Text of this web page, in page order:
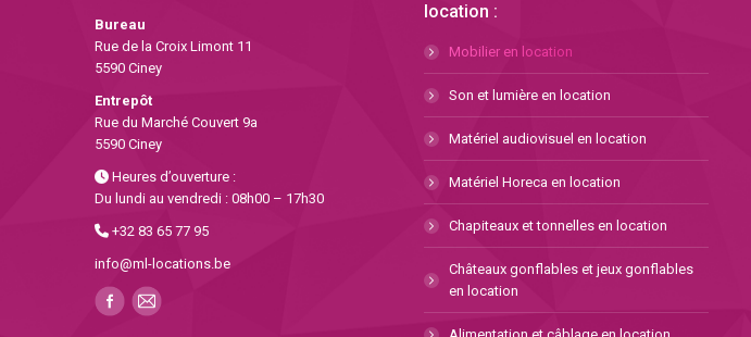
Bureau
Rue de la Croix Limont 11
5590 Ciney
Entrepôt
Rue du Marché Couvert 9a
5590 Ciney
Heures d’ouverture :
Du lundi au vendredi : 08h00 – 17h30
+32 83 65 77 95
info@ml-locations.be
location :
Mobilier en location
Son et lumière en location
Matériel audiovisuel en location
Matériel Horeca en location
Chapiteaux et tonnelles en location
Châteaux gonflables et jeux gonflables
en location